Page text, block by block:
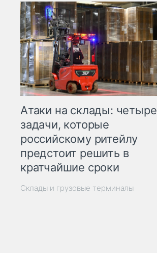
Атаки на склады: четыре
задачи, которые
российскому ритейлу
предстоит решить в
кратчайшие сроки
Склады и грузовые терминалы